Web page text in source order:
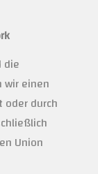
die
einen
durch
Union